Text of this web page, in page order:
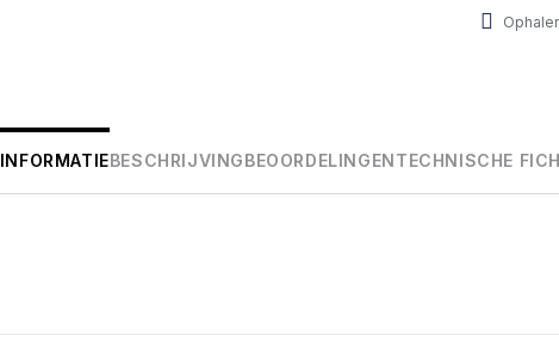
INFORMATIEBESCHRIJVINGBEOORDELINGENTECHNISCHE